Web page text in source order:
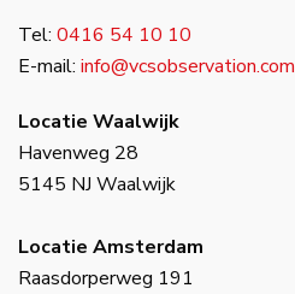
Tel: 0416 54 10 10
E-mail: info@vcsobservation.com
Locatie Waalwijk
Havenweg 28
5145 NJ Waalwijk
Locatie Amsterdam
Raasdorperweg 191